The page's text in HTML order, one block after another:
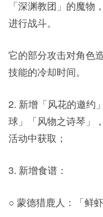
「深渊教团」的魔
进行战斗。
它的部分攻击对角色
技能的冷却时间。
2. 新增「风花的邀约
球」「风物之诗琴」
活动中获取；
3. 新增食谱：
○ 蒙德猎鹿人：「鲜